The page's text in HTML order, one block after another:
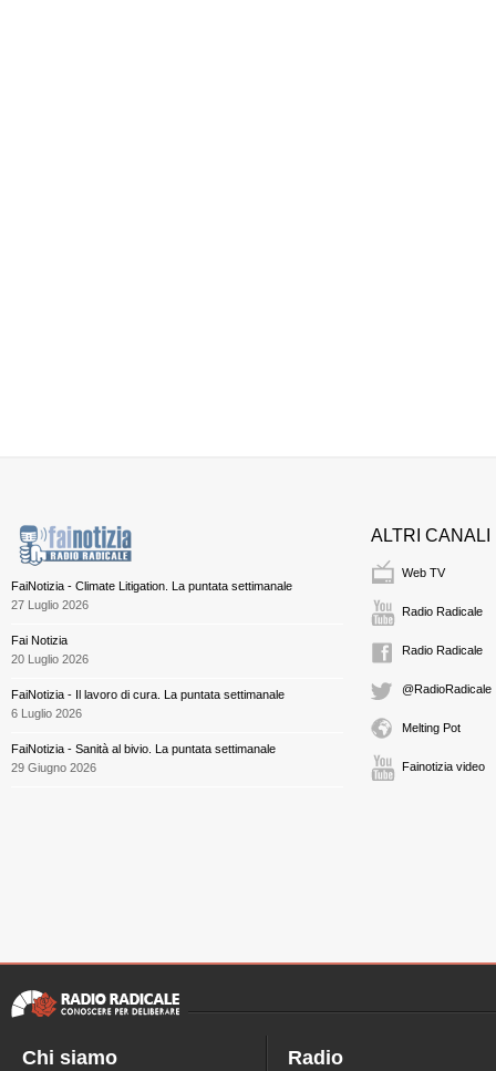
FaiNotizia - Climate Litigation. La puntata settimanale
27 Luglio 2026
Fai Notizia
20 Luglio 2026
FaiNotizia - Il lavoro di cura. La puntata settimanale
6 Luglio 2026
FaiNotizia - Sanità al bivio. La puntata settimanale
29 Giugno 2026
ALTRI CANALI
Web TV
Radio Radicale
Radio Radicale
@RadioRadicale
Melting Pot
Fainotizia video
Chi siamo Radio